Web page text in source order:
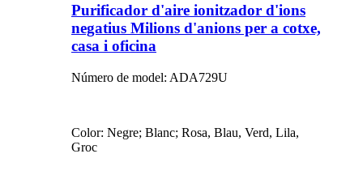
Purificador d'aire ionitzador d'ions
negatius Milions d'anions per a cotxe,
casa i oficina
Número de model: ADA729U
Color: Negre; Blanc; Rosa, Blau, Verd, Lila,
Groc